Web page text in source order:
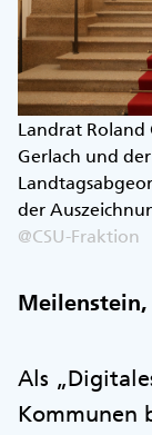
Landrat
Gerlach und
der
@CSU-Fraktion
Meilenstein,
Als
Kommunen